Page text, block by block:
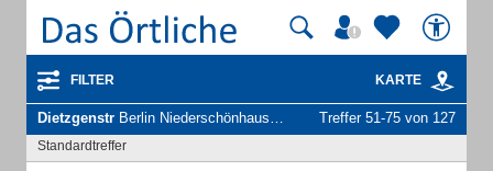
FILTER KARTE
Dietzgenstr Berlin Niederschönhausen - Unternehmen und Personen Treffer 51-75 von 127
Standardtreffer